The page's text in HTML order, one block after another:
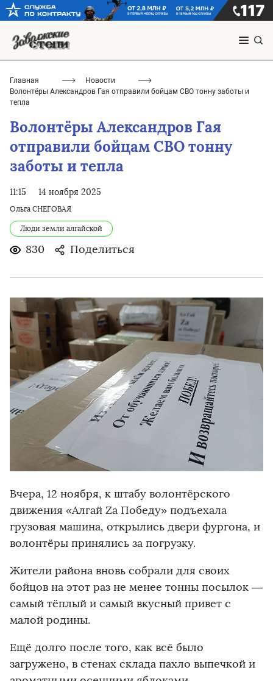
Главная
Новости
Волонтёры Александров Гая отправили бойцам СВО тонну заботы и
тепла
Волонтёры Александров Гая
отправили бойцам СВО тонну
заботы и тепла
11:15 14 ноября 2025
Ольга СНЕГОВАЯ
Люди земли алгайской
830 Поделиться
Вчера, 12 ноября, к штабу волонтёрского
движения «Алгай Zа Победу» подъехала
грузовая машина, открылись двери фургона, и
волонтёры принялись за погрузку.
Жители района вновь собрали для своих
бойцов на этот раз не менее тонны посылок —
самый тёплый и самый вкусный привет с
малой родины.
Ещё долго после того, как всё было
загружено, в стенах склада пахло выпечкой и